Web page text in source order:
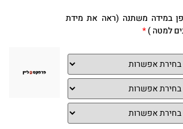
74 סמ+דופן במידה משתנה (ראה את מידת
למטה )